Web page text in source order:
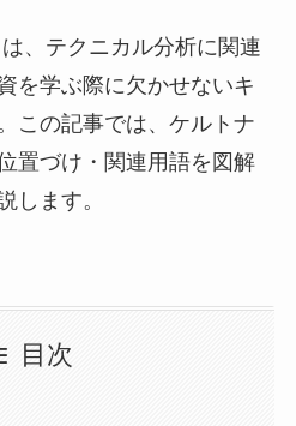
、テクニカル分析に関連
を学ぶ際に欠かせないキ
この記事では、ケルトナ
置づけ・関連用語を図解
します。
目次